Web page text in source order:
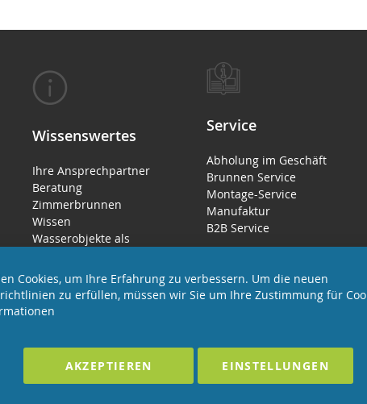
Wissenswertes
Ihre Ansprechpartner
Beratung
Zimmerbrunnen
Wissen
Wasserobjekte als
Service
Abholung im Geschäft
Brunnen Service
Montage-Service
Manufaktur
B2B Service
Cookies, um Ihre Erfahrung zu verbessern. Um die neuen
zu erfüllen, müssen wir Sie um Ihre Zustimmung für
AKZEPTIEREN EINSTELLUNGEN